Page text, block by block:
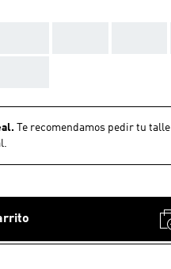
Te recomendamos pedir tu talle